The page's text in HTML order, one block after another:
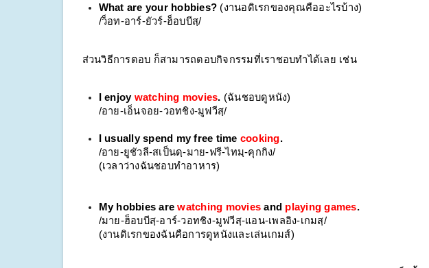
What are your hobbies? (งานอดิเรกของคุณคืออะไรบ้าง)
/ว็อท-อาร์-ยัวร์-ฮ็อบบีสฺ/
ส่วนวิธีการตอบ ก็สามารถตอบกิจกรรมที่เราชอบทำได้เลย เช่น
I enjoy watching movies. (ฉันชอบดูหนัง)
/อาย-เอ็นจอย-วอทชิง-มูฟวีสฺ/
I usually spend my free time cooking.
/อาย-ยูชัวลี-สเป็นดฺ-มาย-ฟรี-ไทมฺ-คุกกิง/
(เวลาว่างฉันชอบทำอาหาร)
My hobbies are watching movies and playing games.
/มาย-ฮ็อบบีสฺ-อาร์-วอทชิง-มูฟวีสฺ-แอน-เพลอิง-เกมสฺ/
(งานดิเรกของฉันคือการดูหนังและเล่นเกมส์)